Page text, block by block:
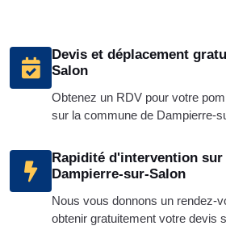
Devis et déplacement
Salon
Obtenez un RDV pour votre
sur la commune de Dampierre-
Rapidité d'intervention
Dampierre-sur-Salon
Nous vous donnons un rendez-
obtenir gratuitement votre devis